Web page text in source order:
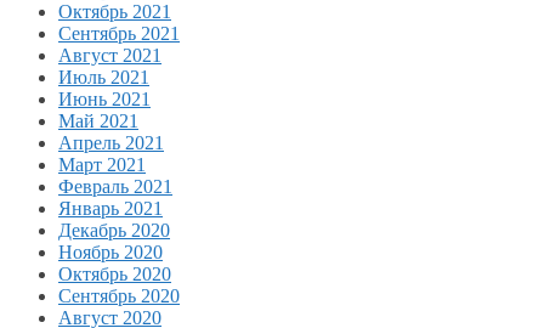
Октябрь 2021
Сентябрь 2021
Август 2021
Июль 2021
Июнь 2021
Май 2021
Апрель 2021
Март 2021
Февраль 2021
Январь 2021
Декабрь 2020
Ноябрь 2020
Октябрь 2020
Сентябрь 2020
Август 2020